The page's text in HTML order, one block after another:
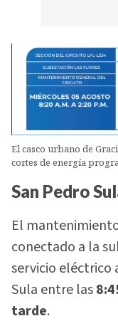
El casco urbano de
cortes de energía
San Pedro
El
conectado a la
servicio eléctrico
Sula entre las
tarde.